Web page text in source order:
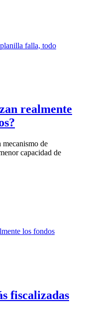
realmente
de
capacidad de
fiscalizadas